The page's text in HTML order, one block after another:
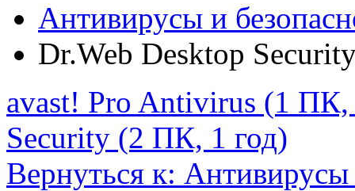
Антивирусы и
Dr.Web Desktop
avast! Pro Antivirus (1 ПК,
Security (2 ПК, 1 год)
Вернуться к: Антивирусы